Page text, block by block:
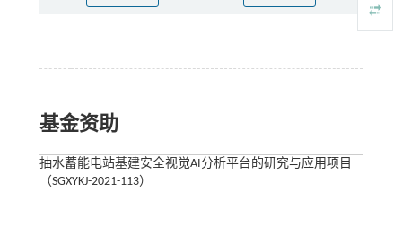
基金资助
抽水蓄能电站基建安全视觉AI分析平台的研究与应用项目
（SGXYKJ-2021-113）